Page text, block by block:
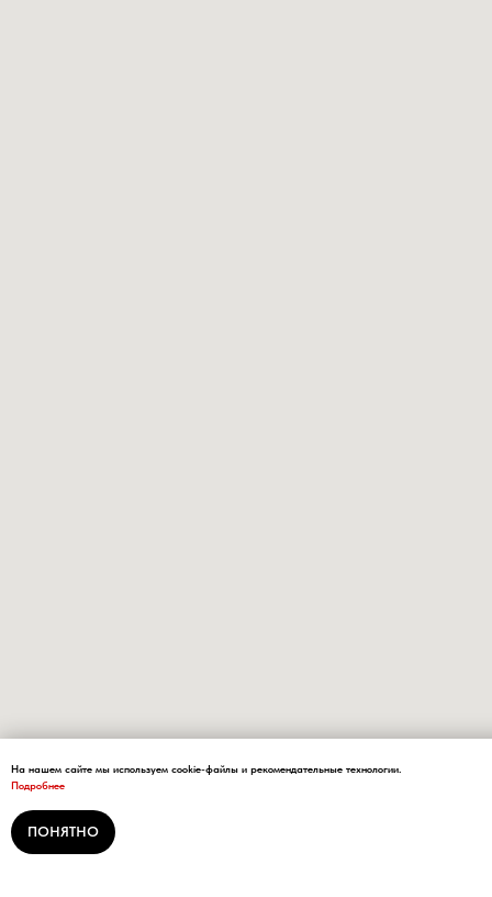
На нашем сайте мы используем cookie-файлы и рекомендательные технологии.
Подробнее
ПОНЯТНО